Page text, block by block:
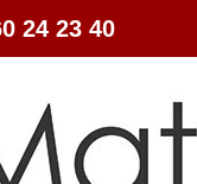
24 23 40